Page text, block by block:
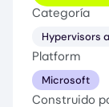
Categoría
Hypervisors
Platform
Microsoft
Construido